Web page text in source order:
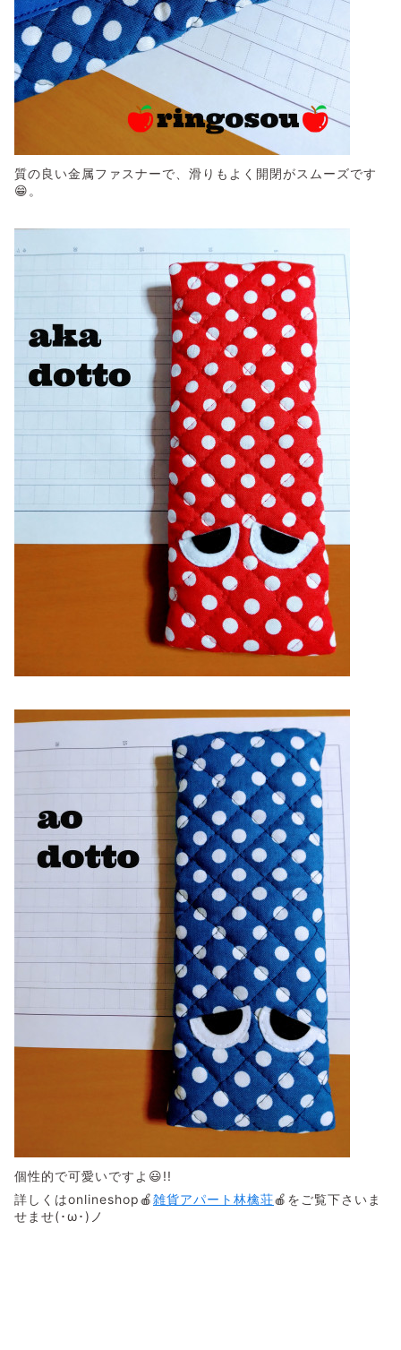
質の良い金属ファスナーで、滑りもよく開閉がスムーズです
😁。
個性的で可愛いですよ😃!!
詳しくはonlineshop🍎雑貨アパート林檎荘🍎をご覧下さいま
せませ(･ω･)ノ